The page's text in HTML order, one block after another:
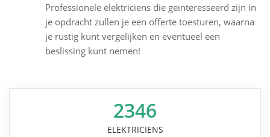
Professionele elektriciens die geïnteresseerd zijn in
je opdracht zullen je een offerte toesturen, waarna
je rustig kunt vergelijken en eventueel een
beslissing kunt nemen!
2346
ELEKTRICIENS